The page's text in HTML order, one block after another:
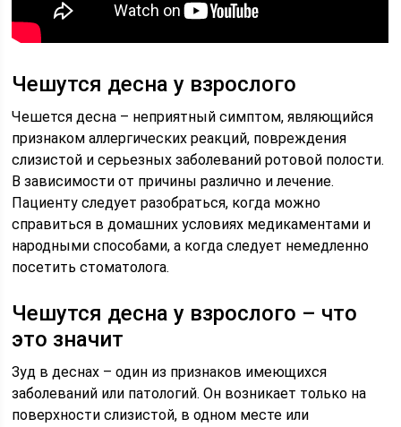
Чешутся десна у взрослого
Чешется десна – неприятный симптом, являющийся
признаком аллергических реакций, повреждения
слизистой и серьезных заболеваний ротовой полости.
В зависимости от причины различно и лечение.
Пациенту следует разобраться, когда можно
справиться в домашних условиях медикаментами и
народными способами, а когда следует немедленно
посетить стоматолога.
Чешутся десна у взрослого – что
это значит
Зуд в деснах – один из признаков имеющихся
заболеваний или патологий. Он возникает только на
поверхности слизистой, в одном месте или